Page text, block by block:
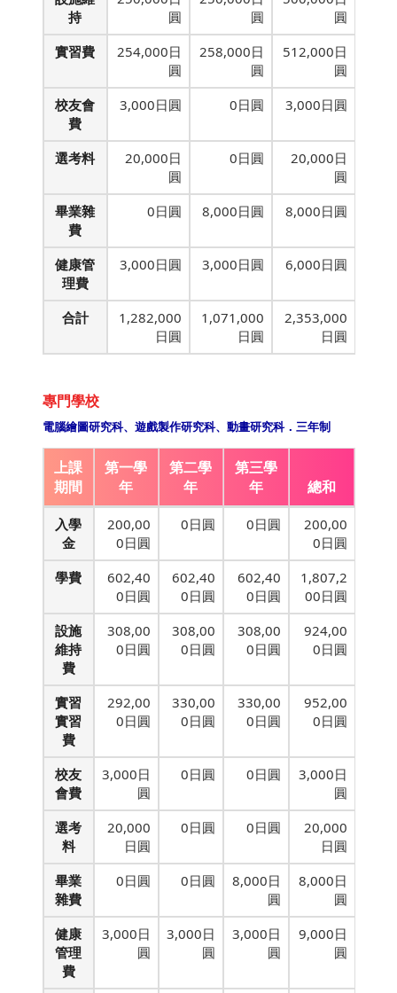
持
圓
圓
圓
實習費
254,000日
圓
258,000日
圓
512,000日
圓
校友會
費
3,000日圓 0日圓 3,000日圓
選考料
20,000日
圓
0日圓
20,000日
圓
畢業雜
費
0日圓 8,000日圓 8,000日圓
健康管
理費
3,000日圓 3,000日圓 6,000日圓
合計
1,282,000
日圓
1,071,000
日圓
2,353,000
日圓
專門學校
電腦繪圖研究科、遊戲製作研究科、動畫研究科．三年制
上課
期間
第一學
年
第二學
年
第三學
年
總和
入學
金
200,00
0日圓
0日圓 0日圓
200,00
0日圓
學費
602,40
0日圓
602,40
0日圓
602,40
0日圓
1,807,2
00日圓
設施
維持
費
308,00
0日圓
308,00
0日圓
308,00
0日圓
924,00
0日圓
實習
實習
費
292,00
0日圓
330,00
0日圓
330,00
0日圓
952,00
0日圓
校友
會費
3,000日
圓
0日圓 0日圓
3,000日
圓
選考
料
20,000
日圓
0日圓 0日圓
20,000
日圓
畢業
雜費
0日圓 0日圓
8,000日
圓
8,000日
圓
健康
管理
費
3,000日
圓
3,000日
圓
3,000日
圓
9,000日
圓